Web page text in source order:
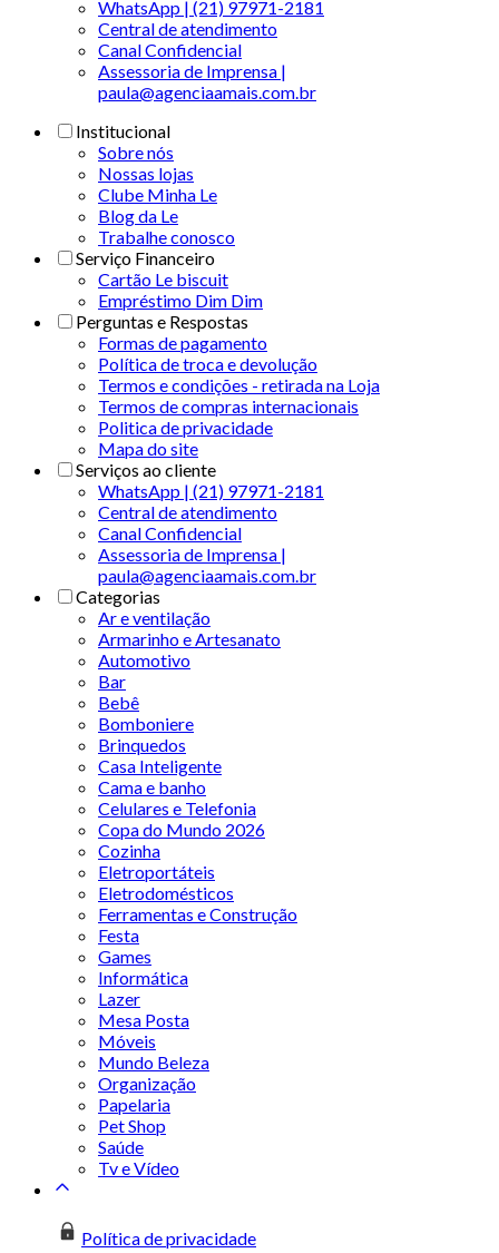
WhatsApp | (21) 97971-2181
Central de atendimento
Canal Confidencial
Assessoria de Imprensa |
paula@agenciaamais.com.br
Institucional
Sobre nós
Nossas lojas
Clube Minha Le
Blog da Le
Trabalhe conosco
Serviço Financeiro
Cartão Le biscuit
Empréstimo Dim Dim
Perguntas e Respostas
Formas de pagamento
Política de troca e devolução
Termos e condições - retirada na Loja
Termos de compras internacionais
Politica de privacidade
Mapa do site
Serviços ao cliente
WhatsApp | (21) 97971-2181
Central de atendimento
Canal Confidencial
Assessoria de Imprensa |
paula@agenciaamais.com.br
Categorias
Ar e ventilação
Armarinho e Artesanato
Automotivo
Bar
Bebê
Bomboniere
Brinquedos
Casa Inteligente
Cama e banho
Celulares e Telefonia
Copa do Mundo 2026
Cozinha
Eletroportáteis
Eletrodomésticos
Ferramentas e Construção
Festa
Games
Informática
Lazer
Mesa Posta
Móveis
Mundo Beleza
Organização
Papelaria
Pet Shop
Saúde
Tv e Vídeo
Política de privacidade